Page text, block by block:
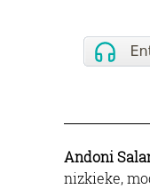
Andoni
nizkieke,